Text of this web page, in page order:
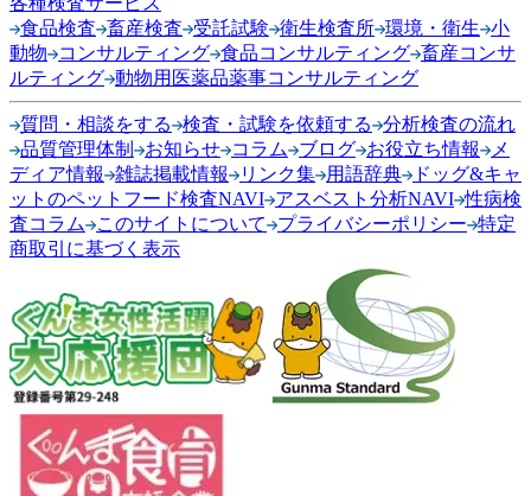
食品検査 畜産検査 受託試験 衛生検査所 環境・衛生 小
動物
コンサルティング 食品コンサルティング 畜産コンサ
ルティング 動物用医薬品薬事コンサルティング
質問・相談をする 検査・試験を依頼する
分析検査の流れ
品質管理体制
お知らせ コラム ブログ お役立ち情報
メ
ディア情報
雑誌掲載情報 リンク集 用語辞典
ドッグ&キャ
ットのペットフード検査NAVI アスベスト分析NAVI 性病検
査コラム
このサイトについて プライバシーポリシー 特定
商取引に基づく表示